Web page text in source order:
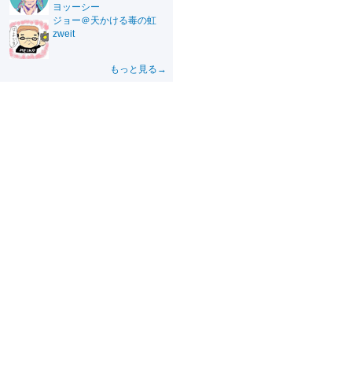
ヨッーシー
ジョー＠天かける毒の虹
zweit
もっと見る→